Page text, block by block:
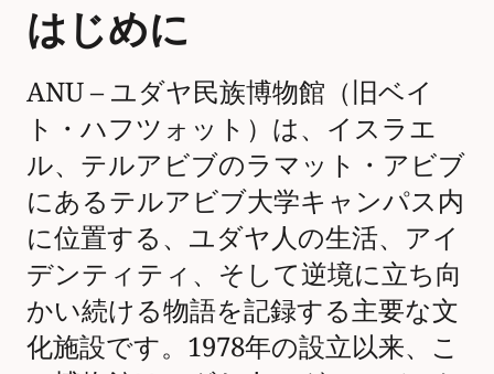
はじめに
ANU – ユダヤ民族博物館（旧ベイ
ト・ハフツォット）は、イスラエ
ル、テルアビブのラマット・アビブ
にあるテルアビブ大学キャンパス内
に位置する、ユダヤ人の生活、アイ
デンティティ、そして逆境に立ち向
かい続ける物語を記録する主要な文
化施設です。1978年の設立以来、こ